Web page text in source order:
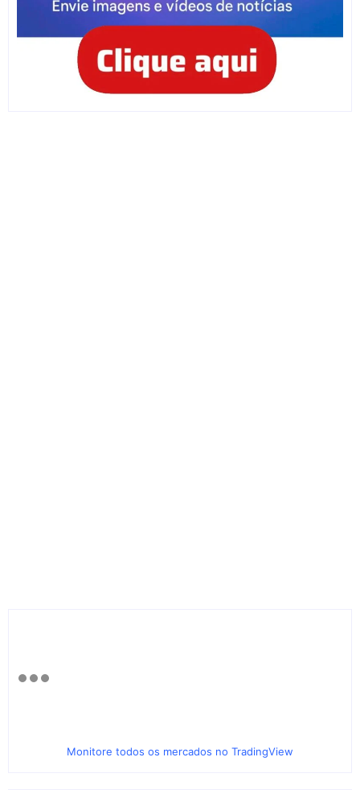
Monitore todos os mercados no TradingView